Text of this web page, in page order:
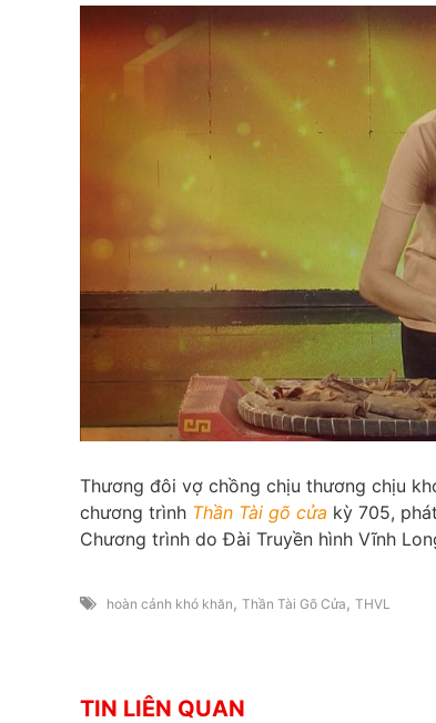
Thương đôi vợ chồng chịu thương chịu
chương trình Thần Tài gõ cửa kỳ 705,
Chương trình do Đài Truyền hình Vĩnh
hoàn cảnh khó khăn , Thần Tài Gõ Cửa , THVL
TIN LIÊN QUAN